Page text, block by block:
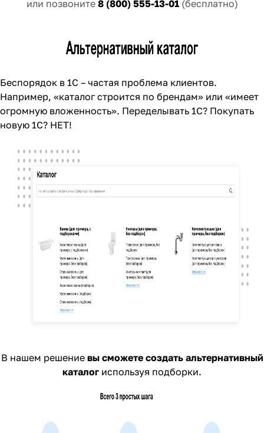
или позвоните 8 (800) 555-13-01 (бесплатно)
Беспорядок в 1С – частая проблема клиентов.
Например, «каталог строится по брендам» или «имеет
огромную вложенность». Переделывать 1С? Покупать
новую 1С? НЕТ!
В нашем решение вы сможете создать альтернативный
каталог используя подборки.